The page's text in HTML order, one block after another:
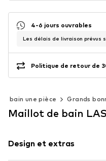
4-6 jours ouvrables
Les délais de livraison prévus
Politique de retour de
bain une pièce Grands
Maillot de bain
Design et extras